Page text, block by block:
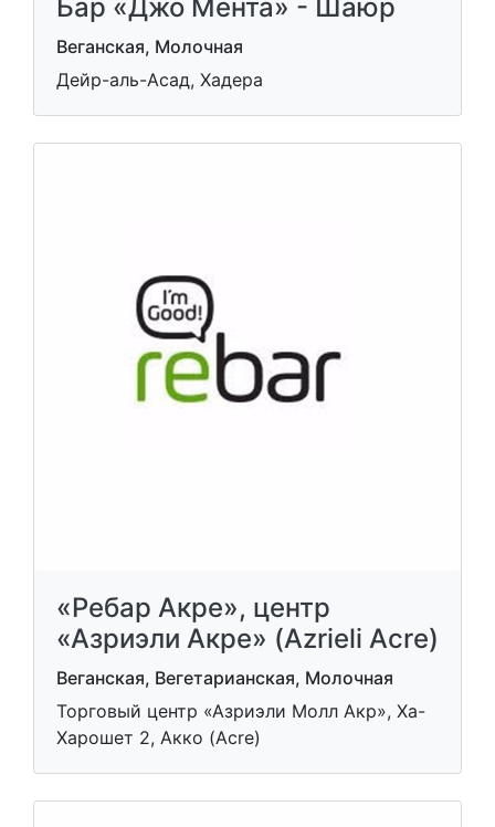
Бар «Джо Мента» - Шаюр
Веганская, Молочная
Дейр-аль-Асад, Хадера
«Ребар Акре», центр
«Азриэли Акре» (Azrieli Acre)
Веганская, Вегетарианская, Молочная
Торговый центр «Азриэли Молл Акр», Ха-
Харошет 2, Акко (Acre)